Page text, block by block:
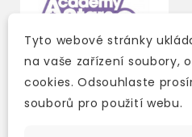
Tyto webové stránky
na vaše zařízení soubory,
cookies. Odsouhlaste
souborů pro použití webu.